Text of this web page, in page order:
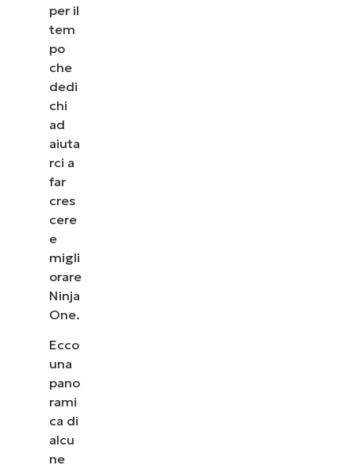
per il
tem
po
che
dedi
chi
ad
aiuta
rci a
far
cres
cere
e
migli
orare
Ninja
One.
Ecco
una
pano
rami
ca di
alcu
ne